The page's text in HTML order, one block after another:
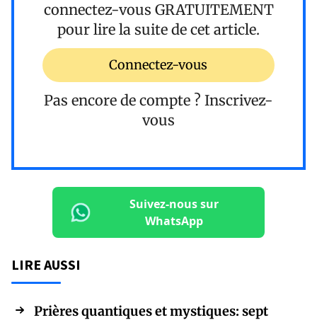
connectez-vous GRATUITEMENT
pour lire la suite de cet article.
Connectez-vous
Pas encore de compte ? Inscrivez-
vous
Suivez-nous sur
WhatsApp
LIRE AUSSI
Prières quantiques et mystiques: sept